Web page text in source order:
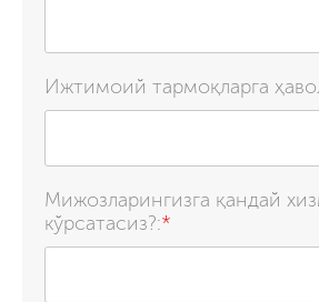
Ижтимоий тармоқларга
Мижозларингизга қандай
кўрсатасиз?:*